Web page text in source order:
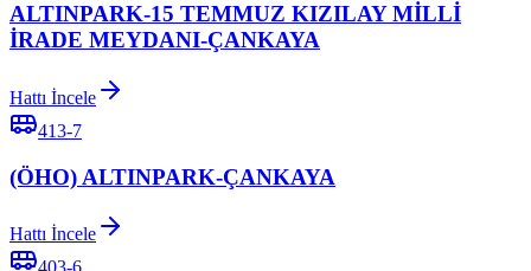
ALTINPARK-15 TEMMUZ KIZILAY MİLLİ
İRADE MEYDANI-ÇANKAYA
Hattı İncele
413-7
(ÖHO) ALTINPARK-ÇANKAYA
Hattı İncele